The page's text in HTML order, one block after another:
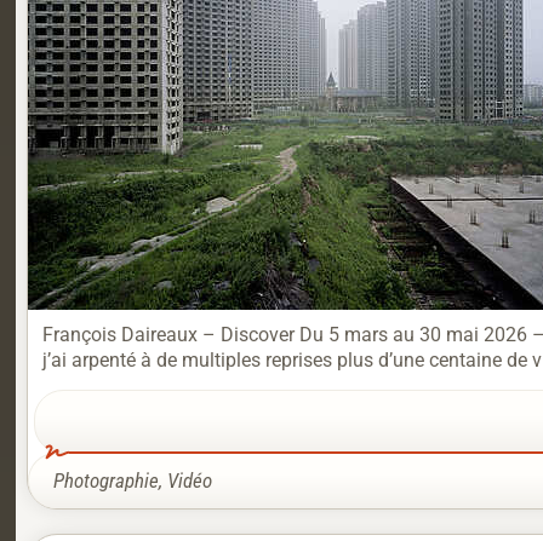
François Daireaux – Discover Du 5 mars au 30 mai 2026
j’ai arpenté à de multiples reprises plus d’une centaine
Photographie, Vidéo